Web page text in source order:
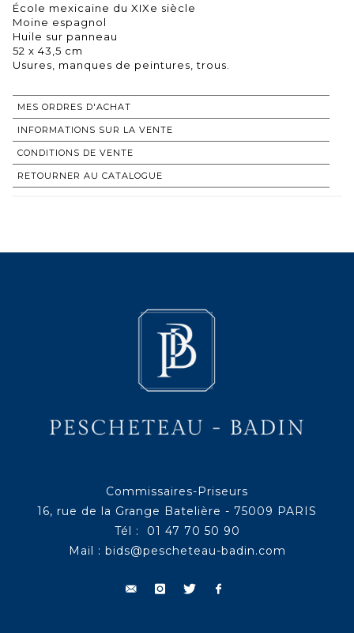
École mexicaine du XIXe siècle
Moine espagnol
Huile sur panneau
52 x 43,5 cm
Usures, manques de peintures, trous.
MES ORDRES D'ACHAT
INFORMATIONS SUR LA VENTE
CONDITIONS DE VENTE
RETOURNER AU CATALOGUE
Commissaires-Priseurs
16, rue de la Grange Batelière - 75009 PARIS
Tél : 01 47 70 50 90
Mail : bids@pescheteau-badin.com